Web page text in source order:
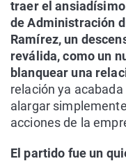
traer el
de Administración
Ramírez, un
reválida, como un
blanquear una
relación ya
alargar
acciones de la
El partido fue un